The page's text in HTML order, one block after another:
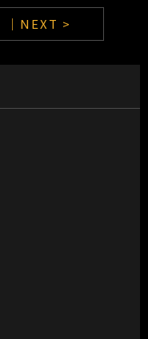
｜NEXT >